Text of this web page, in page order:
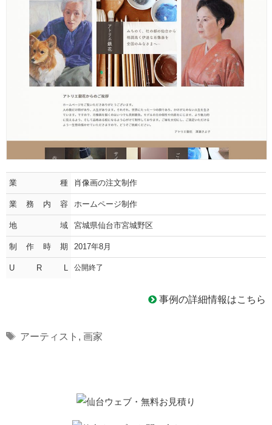
業種 肖像画の注文制作
業務内容 ホームページ制作
地域 宮城県仙台市宮城野区
制作時期 2017年8月
U R L 公開終了
事例の詳細情報はこちら
Tags
アーティスト , 画家